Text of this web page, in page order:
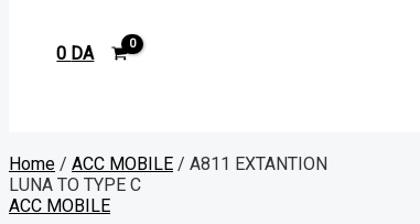
0 DA
Home / ACC MOBILE / A811 EXTANTION
LUNA TO TYPE C
ACC MOBILE